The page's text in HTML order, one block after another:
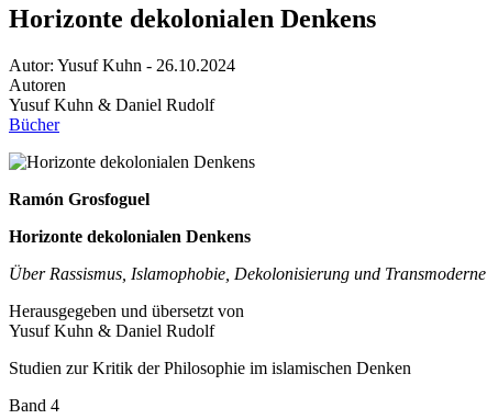
Horizonte dekolonialen Denkens
Autor: Yusuf Kuhn - 26.10.2024
Autoren
Yusuf Kuhn & Daniel Rudolf
Bücher
Ramón Grosfoguel
Horizonte dekolonialen Denkens
Über Rassismus, Islamophobie, Dekolonisierung und Transmoderne
Herausgegeben und übersetzt von
Yusuf Kuhn & Daniel Rudolf
Studien zur Kritik der Philosophie im islamischen Denken
Band 4